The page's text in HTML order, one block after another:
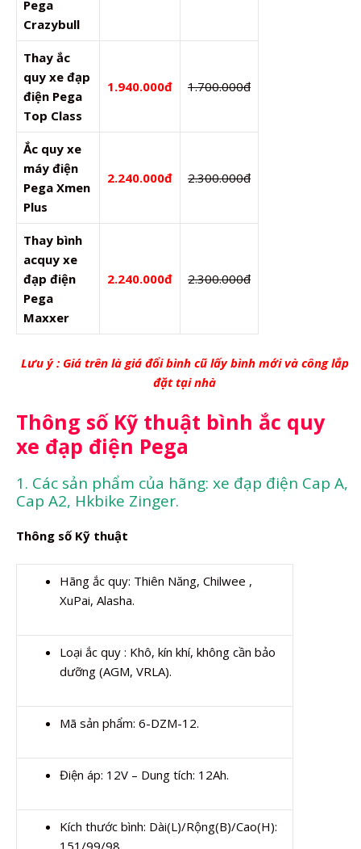
Pega
Crazybull
Thay ắc
quy xe đạp
điện Pega
Top Class
1.940.000đ 1.700.000đ
Ắc quy xe
máy điện
Pega Xmen
Plus
2.240.000đ 2.300.000đ
Thay bình
acquy xe
đạp điện
Pega
Maxxer
2.240.000đ 2.300.000đ
Lưu ý : Giá trên là giá đổi bình cũ lấy bình mới và công lắp
đặt tại nhà
Thông số Kỹ thuật bình ắc quy
xe đạp điện Pega
1. Các sản phẩm của hãng: xe đạp điện Cap A,
Cap A2, Hkbike Zinger.
Thông số Kỹ thuật
Hãng ắc quy: Thiên Năng, Chilwee ,
XuPai, Alasha.
Loại ắc quy : Khô, kín khí, không cần bảo
dưỡng (AGM, VRLA).
Mã sản phẩm: 6-DZM-12.
Điện áp: 12V – Dung tích: 12Ah.
Kích thước bình: Dài(L)/Rộng(B)/Cao(H):
151/99/98.